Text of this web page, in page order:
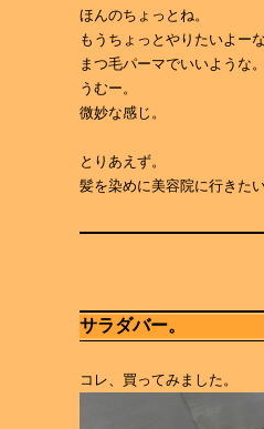
ほんのちょっとね。
もうちょっとやりたいよー
まつ毛パーマでいいような
うむー。
微妙な感じ。
とりあえず。
髪を染めに美容院に行きた
サラダバー。
コレ、買ってみました。